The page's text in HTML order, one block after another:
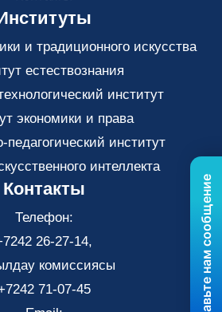
и традиционного искусства
естествознания
институт
экономики и права
педагогический институт
интеллекта
Контакты
Телефон:
26-27-14,
комиссиясы
71-07-45
Отправьте нам сообщение